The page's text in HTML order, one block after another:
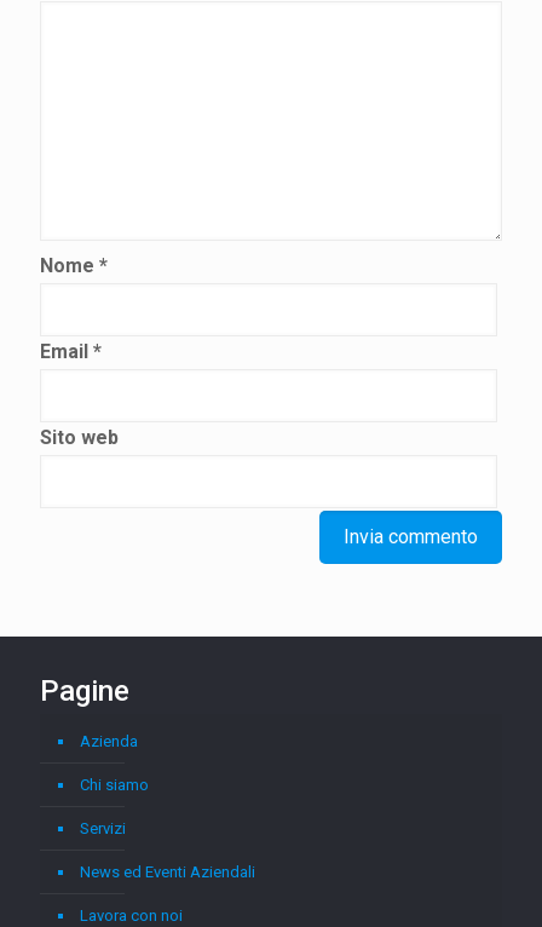
Nome *
Email *
Sito web
Pagine
Azienda
Chi siamo
Servizi
News ed Eventi Aziendali
Lavora con noi